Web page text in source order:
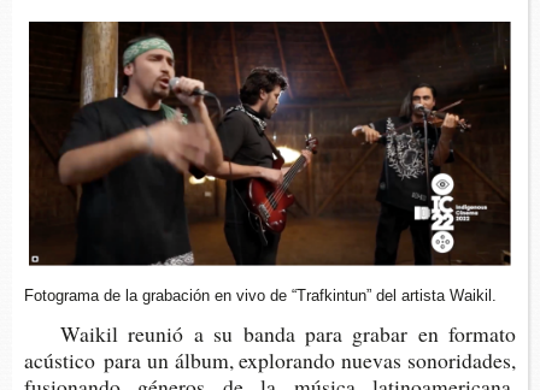
Foto­gra­ma de la gra­ba­ción en vivo de “Traf­kin­tun” del artis­ta Waikil.
Wai­kil reunió a su banda para gra­bar en for­ma­to
acústico para un álbum, explo­ran­do nue­vas sono­ri­da­des,